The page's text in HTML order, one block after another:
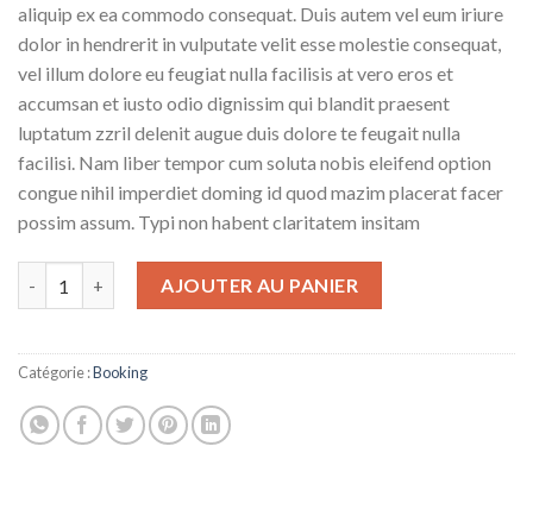
aliquip ex ea commodo consequat. Duis autem vel eum iriure
dolor in hendrerit in vulputate velit esse molestie consequat,
vel illum dolore eu feugiat nulla facilisis at vero eros et
accumsan et iusto odio dignissim qui blandit praesent
luptatum zzril delenit augue duis dolore te feugait nulla
facilisi. Nam liber tempor cum soluta nobis eleifend option
congue nihil imperdiet doming id quod mazim placerat facer
possim assum. Typi non habent claritatem insitam
AJOUTER AU PANIER
Catégorie :Booking